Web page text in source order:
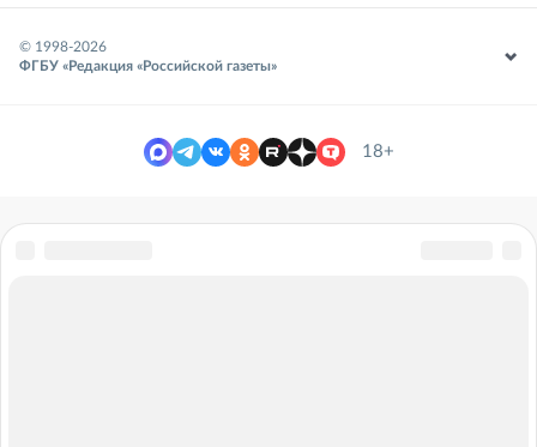
© 1998-2026
ФГБУ «Редакция «Российской газеты»
18+